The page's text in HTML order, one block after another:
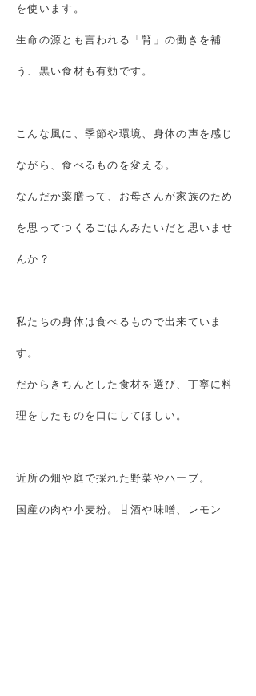
を使います。
生命の源とも言われる「腎」の働きを補
う、黒い食材も有効です。
こんな風に、季節や環境、身体の声を感じ
ながら、食べるものを変える。
なんだか薬膳って、お母さんが家族のため
を思ってつくるごはんみたいだと思いませ
んか？
私たちの身体は食べるもので出来ていま
す。
だからきちんとした食材を選び、丁寧に料
理をした ものを口にしてほしい。
近所の畑や庭で採れた野菜やハーブ。
国産の肉や小麦粉。甘酒や味噌、レモン